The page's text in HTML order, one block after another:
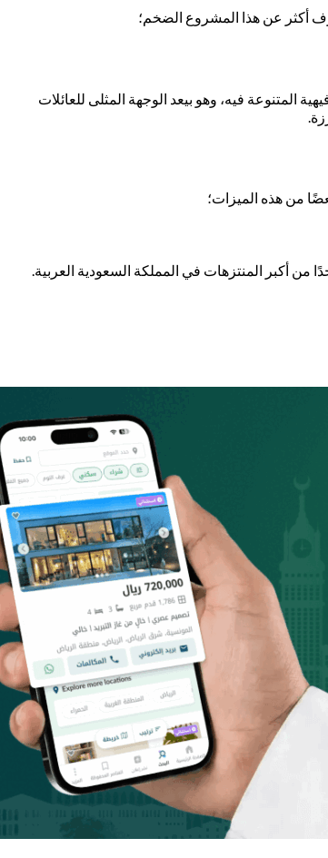
أكثر عن هذا المشروع الضخم؛
المتنوعة فيه، وهو بيعد الوجهة المثلى للعائلات
من هذه الميزات؛